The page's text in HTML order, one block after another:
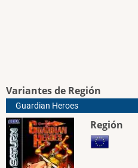
Variantes de Región
Guardian Heroes
Región